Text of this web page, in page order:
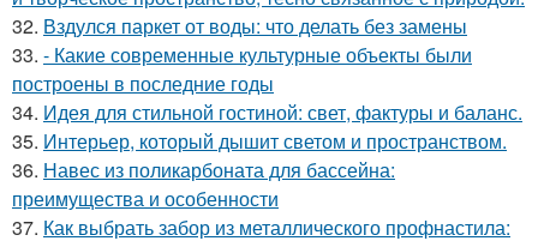
32. Вздулся паркет от воды: что делать без замены
33. - Какие современные культурные объекты были
построены в последние годы
34. Идея для стильной гостиной: свет, фактуры и баланс.
35. Интерьер, который дышит светом и пространством.
36. Навес из поликарбоната для бассейна:
преимущества и особенности
37. Как выбрать забор из металлического профнастила: